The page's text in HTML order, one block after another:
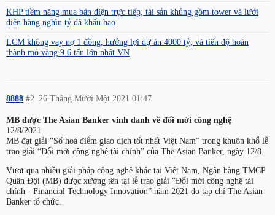
KHP tiềm năng mua bán điện trực tiếp, tài sản khủng gồm tower và lưới
điện hàng nghìn tỷ đã khấu hao
LCM không vay nợ 1 đồng, hưởng lợi dự án 4000 tỷ, và tiến độ hoàn
thành mỏ vàng 9.6 tấn lớn nhất VN
8888 26 Tháng Mười Một 2021 01:47
#2
MB được The Asian Banker vinh danh về đổi mới công nghệ
12/8/2021
MB đạt giải “Số hoá điểm giao dịch tốt nhất Việt Nam” trong khuôn khổ lễ
trao giải “Đổi mới công nghệ tài chính” của The Asian Banker, ngày 12/8.
Vượt qua nhiều giải pháp công nghệ khác tại Việt Nam, Ngân hàng TMCP
Quân Đội (MB) được xướng tên tại lễ trao giải “Đổi mới công nghệ tài
chính - Financial Technology Innovation” năm 2021 do tạp chí The Asian
Banker tổ chức.